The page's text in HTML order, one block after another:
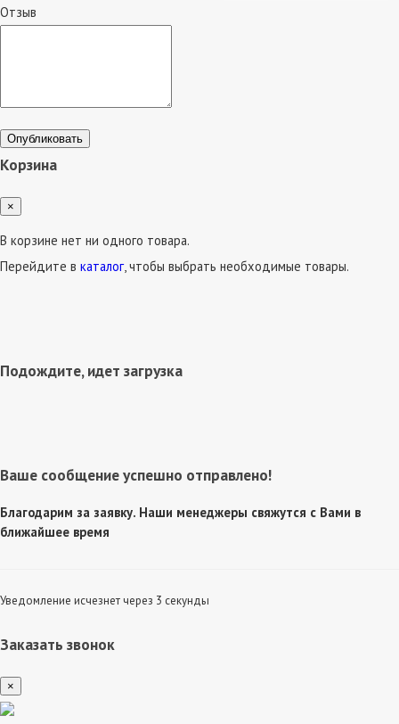
Отзыв
Опубликовать
Корзина
×
В корзине нет ни одного товара.
Перейдите в каталог, чтобы выбрать необходимые товары.
Подождите, идет загрузка
Ваше сообщение успешно отправлено!
Благодарим за заявку. Наши менеджеры свяжутся с Вами в
ближайшее время
Уведомление исчезнет через 3 секунды
Заказать звонок
×